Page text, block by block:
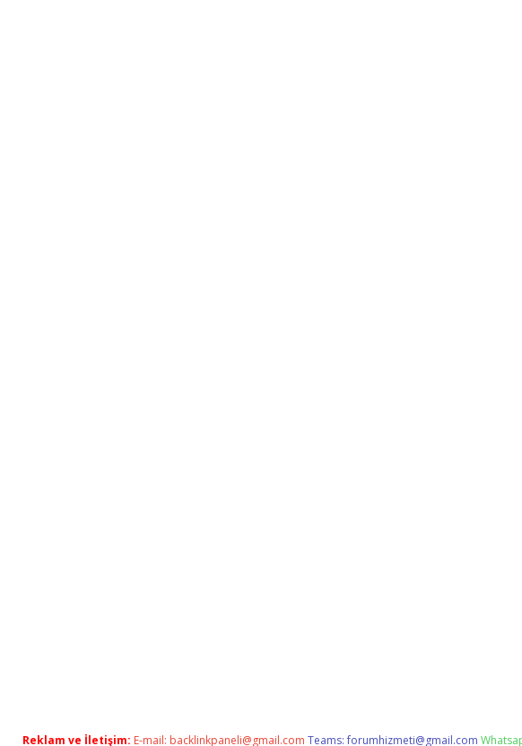
Reklam ve İletişim: E-mail: backlinkpaneli@gmail.com Teams:forumhizmeti@gmail.com